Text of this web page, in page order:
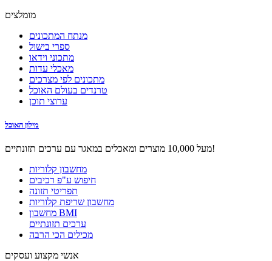
מומלצים
מנתח המתכונים
ספרי בישול
מתכוני וידאו
מאכלי עדות
מתכונים לפי מצרכים
טרנדים בעולם האוכל
ערוצי תוכן
מילון האוכל
מעל 10,000 מוצרים ומאכלים במאגר עם ערכים תזונתיים!
מחשבון קלוריות
חיפוש ע"פ רכיבים
תפריטי תזונה
מחשבון שריפת קלוריות
מחשבון BMI
ערכים תזונתיים
מכילים הכי הרבה
אנשי מקצוע ועסקים